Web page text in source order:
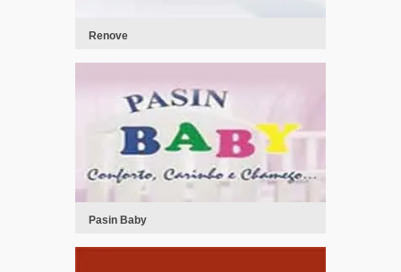
Renove
Pasin Baby